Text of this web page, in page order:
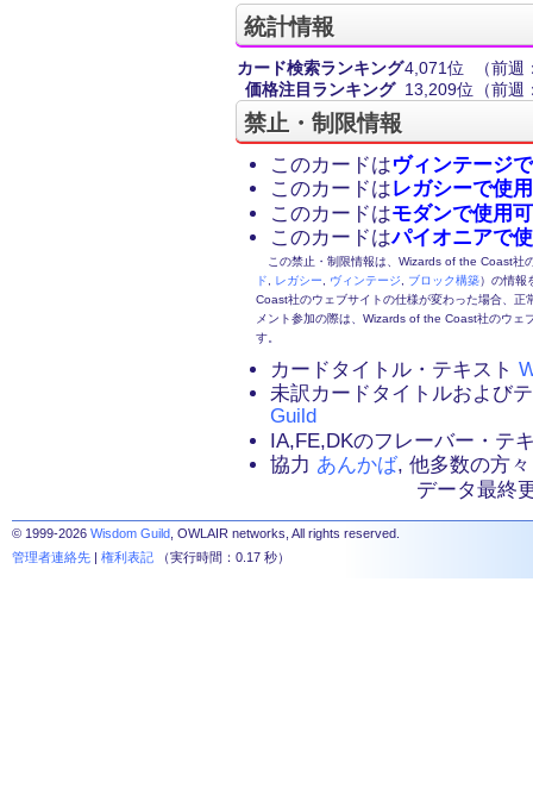
統計情報
カード検索ランキング4,071位
（前
価格注目ランキング 13,209位 （前
禁止・制限情報
このカードはヴィンテージ
このカードはレガシーで使
このカードはモダンで使用
このカードはパイオニアで
この禁止・制限情報は、Wizards of the Coast社
ド
レガシー ヴィンテージ ブロック構築）の情報
Coast社のウェブサイトの仕様が変わった場合、
メント参加の際は、Wizards of the Coast社のウェ
す。
カードタイトル・テキスト
未訳カードタイトルおよび
Guild
IA,FE,DKのフレーバー・テ
協力 あんかば, 他多数の方々
データ最終
© 1999-2026 Wisdom Guild , OWLAIR networks, All rights reserved.
管理者連絡先 | 権利表記 （実行時間：0.17 秒）